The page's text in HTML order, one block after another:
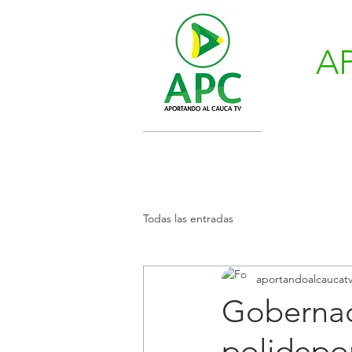
Todas las entradas
aportandoalcaucatv